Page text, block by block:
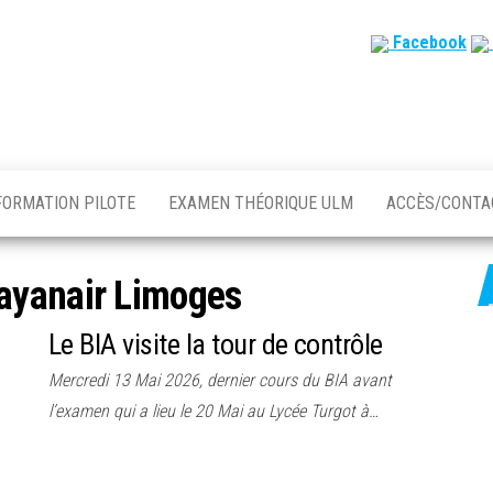
Facebook
PILOTE EXAMEN THÉORIQUE ULM ACCÈS/
Limoges
Le BIA visite la tour de contrôle
Mercredi 13 Mai 2026, dernier cours du BIA avant
l’examen qui a lieu le 20 Mai au Lycée Turgot à…